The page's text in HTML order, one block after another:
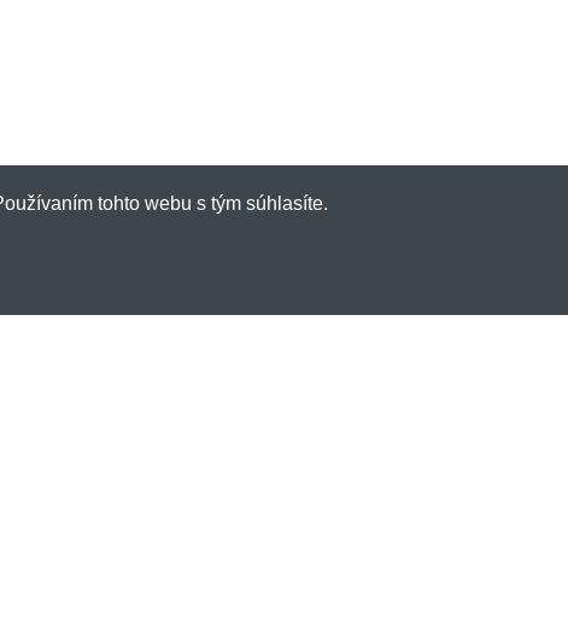
tohto webu s tým súhlasíte.